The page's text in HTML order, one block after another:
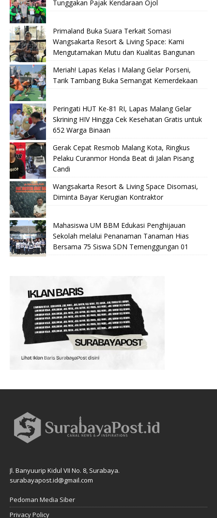
Tunggakan Pajak Kendaraan Ojol
Primaland Buka Suara Terkait Somasi
Wangsakarta Resort & Living Space: Kami
Mengutamakan Mutu dan Kualitas Bangunan
Meriah! Lapas Kelas I Malang Gelar Porseni,
Tarik Tambang Buka Semangat Kemerdekaan
Peringati HUT Ke-81 RI, Lapas Malang Gelar
Skrining HIV Hingga Cek Kesehatan Gratis untuk
652 Warga Binaan
Gerak Cepat Resmob Malang Kota, Ringkus
Pelaku Curanmor Honda Beat di Jalan Pisang
Candi
Wangsakarta Resort & Living Space Disomasi,
Diminta Bayar Kerugian Kontraktor
Mahasiswa UM BBM Edukasi Penghijauan
Sekolah melalui Penanaman Tanaman Hias
Bersama 75 Siswa SDN Temenggungan 01
Jl. Banyuurip Kidul VII No. 8, Surabaya.
surabayapost.id@gmail.com
Pedoman Media Siber
Privacy Policy